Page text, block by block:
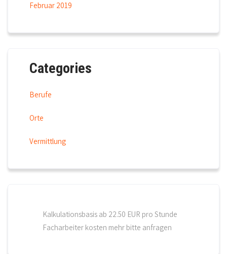
Februar 2019
Categories
Berufe
Orte
Vermittlung
Kalkulationsbasis ab 22.50 EUR pro Stunde
Facharbeiter kosten mehr bitte anfragen